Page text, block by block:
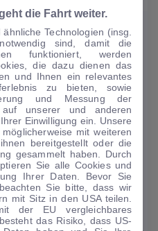
die Fahrt weiter.
Technologien (insg.
sind, damit die
funktioniert, werden
die dazu dienen das
und Ihnen ein relevantes
zu bieten, sowie
und Messung der
unserer und anderen
Einwilligung ein. Unsere
mit weiteren
bereitgestellt oder die
gesammelt haben. Durch
Sie alle Cookies und
Ihrer Daten. Bevor Sie
Sie bitte, dass wir
mit Sitz in den USA teilen.
der EU vergleichbares
das Risiko, dass US-